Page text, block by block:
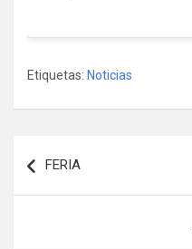
Etiquetas: Noticias
de
FERIA